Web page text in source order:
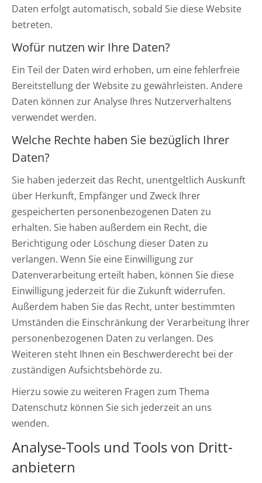
Daten erfolgt automatisch, sobald Sie diese Website
betreten.
Wofür nutzen wir Ihre Daten?
Ein Teil der Daten wird erhoben, um eine fehlerfreie
Bereitstellung der Website zu gewährleisten. Andere
Daten können zur Analyse Ihres Nutzerverhaltens
verwendet werden.
Welche Rechte haben Sie bezüglich Ihrer
Daten?
Sie haben jederzeit das Recht, unentgeltlich Auskunft
über Herkunft, Empfänger und Zweck Ihrer
gespeicherten personenbezogenen Daten zu
erhalten. Sie haben außerdem ein Recht, die
Berichtigung oder Löschung dieser Daten zu
verlangen. Wenn Sie eine Einwilligung zur
Datenverarbeitung erteilt haben, können Sie diese
Einwilligung jederzeit für die Zukunft widerrufen.
Außerdem haben Sie das Recht, unter bestimmten
Umständen die Einschränkung der Verarbeitung Ihrer
personenbezogenen Daten zu verlangen. Des
Weiteren steht Ihnen ein Beschwerderecht bei der
zuständigen Aufsichtsbehörde zu.
Hierzu sowie zu weiteren Fragen zum Thema
Datenschutz können Sie sich jederzeit an uns
wenden.
Analyse-Tools und Tools von Dritt­
anbietern